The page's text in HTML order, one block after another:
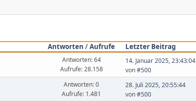
Antworten /Aufrufe
Letzter Beitrag
Antworten: 64
Aufrufe: 28.158
14. Januar 2025, 23:43:04
von#500
Antworten: 0
Aufrufe: 1.481
28. Juli 2025, 20:55:44
von#500